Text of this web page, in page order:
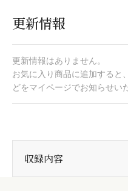
更新情報
更新情報はありません。
お気に入り商品に追加すると
どをマイページでお知らせい
収録内容